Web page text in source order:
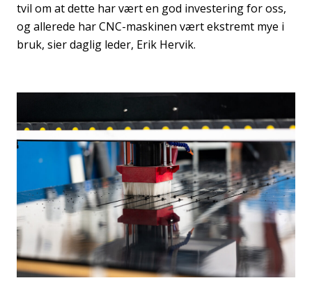
tvil om at dette har vært en god investering for oss,
og allerede har CNC-maskinen vært ekstremt mye i
bruk, sier daglig leder, Erik Hervik.